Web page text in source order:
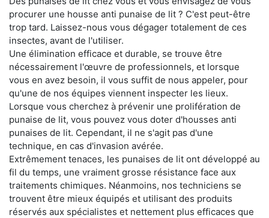
procurer une housse anti punaise de lit ? C'est peut-être
trop tard. Laissez-nous vous dégager totalement de ces
insectes, avant de l'utiliser.
Une élimination efficace et durable, se trouve être
nécessairement l'œuvre de professionnels, et lorsque
vous en avez besoin, il vous suffit de nous appeler, pour
qu'une de nos équipes viennent inspecter les lieux.
Lorsque vous cherchez à prévenir une prolifération de
punaise de lit, vous pouvez vous doter d'housses anti
punaises de lit. Cependant, il ne s'agit pas d'une
technique, en cas d'invasion avérée.
Extrêmement tenaces, les punaises de lit ont développé au
fil du temps, une vraiment grosse résistance face aux
traitements chimiques. Néanmoins, nos techniciens se
trouvent être mieux équipés et utilisant des produits
réservés aux spécialistes et nettement plus efficaces que